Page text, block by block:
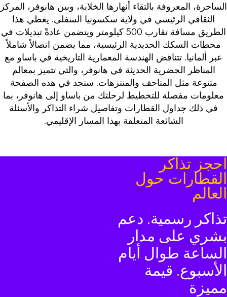
المعروفة بالتقاء أنهارها الخلابة، وبين هانوفر، المركز
الثقافي الرئيسي في ولاية سكسونيا السفلى. يغطي هذا
الطريق مسافة تقارب 500 كيلومتر ويتضمن عادةً تبديلات في
محطات السكك الحديدية الرئيسية، مما يضمن اتصالاً شاملاً
عبر ألمانيا. تتناقض الهندسة المعمارية التاريخية في باساو مع
المناظر الحضرية الحديثة في هانوفر، والتي تتميز بمعالم
متنوعة مثل المتاحف والمنتزهات. ستجد في هذه الصفحة
معلومات مفصلة للتخطيط لرحلتك من باساو إلى هانوفر، بما
في ذلك جداول القطارات وتفاصيل شراء التذاكر والأسئلة
الشائعة المتعلقة بهذا المسار الإقليمي.
تذاكر
حول
رسمية. دعم
على مدار
طوال أيام
قيمة